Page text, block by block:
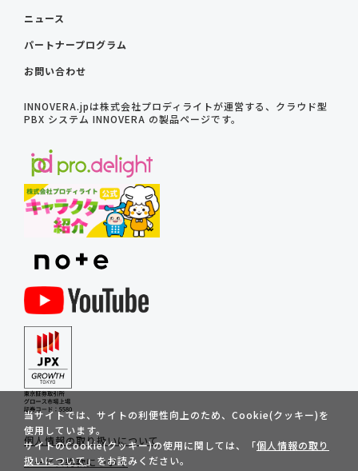
ニュース
パートナープログラム
お問い合わせ
INNOVERA.jpは株式会社プロディライトが運営する、クラウド型
PBX システム INNOVERA の製品ページです。
個人情報の取り扱いについて
サービス約款について
当サイトでは、サイトの利便性向上のため、Cookie(クッキー)を
使用しています。
サイトのCookie(クッキー)の使用に関しては、「個人情報の取り
扱いについて」をお読みください。